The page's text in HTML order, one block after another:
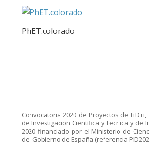
PhET.colorado
Convocatoria 2020 de Proyectos de
de Investigación Científica y Técnica y de
2020 financiado por el Ministerio de
del Gobierno de España (referencia